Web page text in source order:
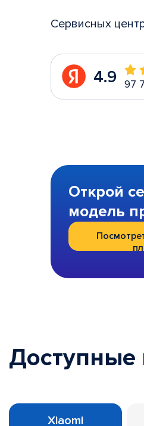
Сервисных
4.9 97
Открой
модель
Доступные
Xiaomi